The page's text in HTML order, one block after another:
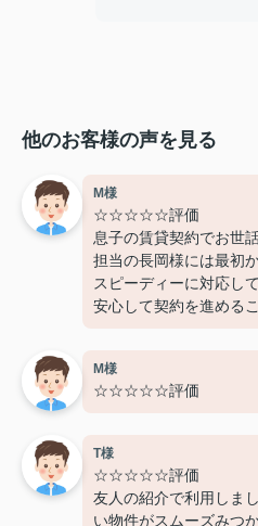
他のお客様の声を見る
M様
☆☆☆☆☆評価
息子の賃貸契約でお世
担当の長岡様には最初
スピーディーに対応し
安心して契約を進める
また機会があればぜひ
います。本当にありが
M様
☆☆☆☆☆評価
T様
☆☆☆☆☆評価
友人の紹介で利用しま
い物件がスムーズみつ